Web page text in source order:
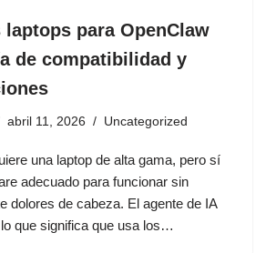
laptops para OpenClaw
de compatibilidad y
abril 11, 2026 Uncategorized
una laptop de alta gama, pero sí
adecuado para funcionar sin
dolores de cabeza. El agente de IA
que significa que usa los…